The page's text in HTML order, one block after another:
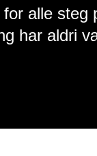
for alle
har aldri